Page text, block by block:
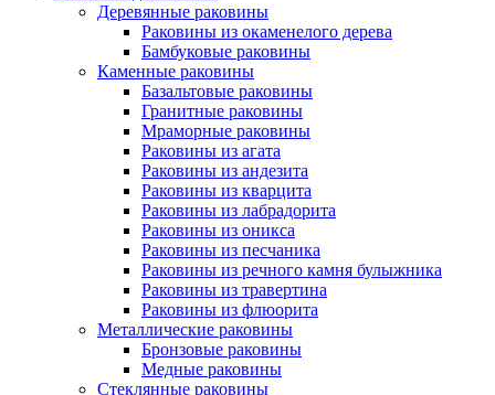
Деревянные раковины
Раковины из окаменелого дерева
Бамбуковые раковины
Каменные раковины
Базальтовые раковины
Гранитные раковины
Мраморные раковины
Раковины из агата
Раковины из андезита
Раковины из кварцита
Раковины из лабрадорита
Раковины из оникса
Раковины из песчаника
Раковины из речного камня булыжника
Раковины из травертина
Раковины из флюорита
Металлические раковины
Бронзовые раковины
Медные раковины
Стеклянные раковины